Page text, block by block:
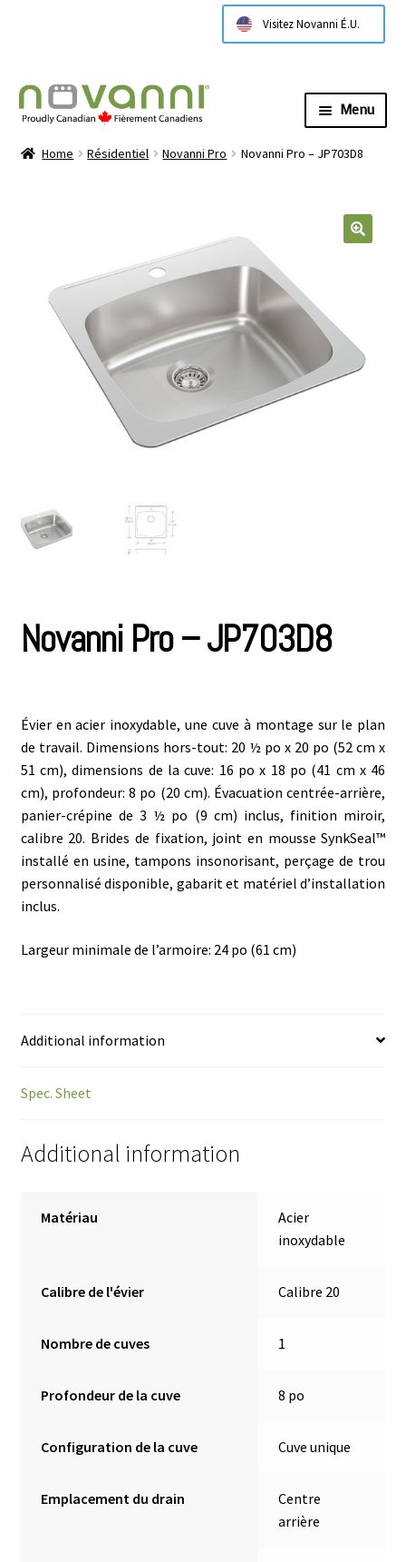
Visitez Novanni É.U.
Menu
À propos de nous
child
Contactez nous
Where to Buy
Home Résidentiel Novanni Pro Novanni Pro – JP703D8
Novanni Pro – JP703D8
Évier en acier inoxydable, une cuve à montage sur le plan
de travail. Dimensions hors-tout: 20 ½ po x 20 po (52 cm x
51 cm), dimensions de la cuve: 16 po x 18 po (41 cm x 46
cm), profondeur: 8 po (20 cm). Évacuation centrée-arrière,
panier-crépine de 3 ½ po (9 cm) inclus, finition miroir,
calibre 20. Brides de fixation, joint en mousse SynkSeal™
installé en usine, tampons insonorisant, perçage de trou
personnalisé disponible, gabarit et matériel d’installation
inclus.
Largeur minimale de l’armoire: 24 po (61 cm)
Additional information
Spec. Sheet
Additional information
Matériau
Acier
inoxydable
Calibre de l'évier Calibre 20
Nombre de cuves 1
Profondeur de la cuve 8 po
Configuration de la cuve Cuve unique
Emplacement du drain
Centre
arrière